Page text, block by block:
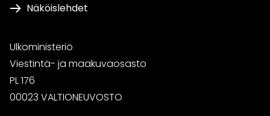
Näköislehdet
Ulkoministeriö
Viestintä- ja maakuvaosasto
PL 176
00023 VALTIONEUVOSTO